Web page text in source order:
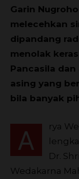
Garin
melecehkan
dipandang
menolak
Pancasila
asing yang
bila banyak
A
rya
Dr.
Wedakarna